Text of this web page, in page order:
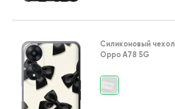
Силиконовый чехол
Oppo A78 5G